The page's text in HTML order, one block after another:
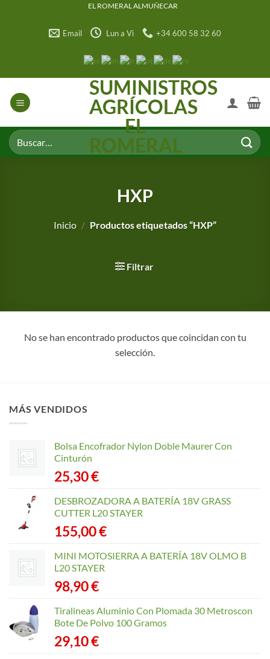
EL ROMERAL ALMUÑECAR
Email Lun a Vi +34 600 58 32 60
SUMINISTROS
AGRÍCOLAS
EL
ROMERAL
Buscar
por:
HXP
Inicio / Productos etiquetados “HXP”
Filtrar
No se han encontrado productos que coincidan con tu
selección.
MÁS VENDIDOS
Bolsa Encofrador Nylon Doble Maurer Con
Cinturón
25,30€
DESBROZADORA A BATERÍA 18V GRASS
CUTTER L20 STAYER
155,00€
MINI MOTOSIERRA A BATERÍA 18V OLMO B
L20 STAYER
98,90€
Tiralineas Aluminio Con Plomada 30 Metroscon
Bote De Polvo 100 Gramos
29,10€